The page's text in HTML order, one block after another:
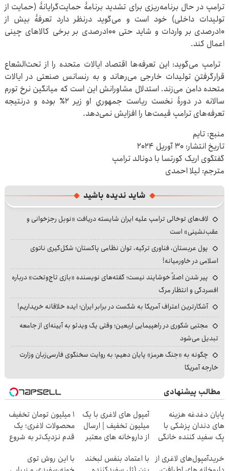
ترامپ در حال برنامه‌ریزی برای تشدید برنامۀ حمایت‌گرایانۀ (حمایت از
تولیدات داخلی) خود است و می‌گوید درنظر دارد تعرفۀ بیش از
۱۰درصدی بر واردات و شاید حتی ۱۰۰درصدی بر برخی کالاهای چینی
اعمال کند.
ترامپ می‌گوید: این تعرفه‌ها اقتصاد ایالات متحده را از تحت‌الشعاع
قرارگرفتنِ تولیدات خارجی می‌رهاند و به رنسانس صنعتی در ایالات
متحده دامن می‌زند. استدلال مشاورانش این است که میانگین نرخ تورم
سالانه در دورۀ نخست ریاست جمهوریِ او زیر ۲٪ بوده و درنتیجه
تعرفه‌های ترامپ قیمت‌ها را افزایش نمی‌دهد.
منبع: تایم
تاریخ انتشار: ۳۰ آوریل ۲۰۲۴
گفتگوی اریک کورتسا با دونالد ترامپ
مترجم: لیلا احمدی
شاید ندیده باشید
لاف‌های توخالی ترامپ علیه ایران شایسته دریافت «نوبل رجزخوانی و
عقب‌نشینی» است
پول عربستان، فناوری ترکیه، توان نظامی پاکستان؛ شکل‌گیری ناتوی
اسلامی در خاورمیانه!
پیر شدن اصلاً خوشایند نیست؛ گفته‌های نویسنده «بازی تاج‌وتخت» درباره
افسردگی و انتظار مرگ
آشکارترین اعتراف آمریکا به شکست در برابر ایران؛ ایده خلاقانه خریداریم!
مجتبی شکوری در راهپیمایی اربعین؛ وقتی یک ویدئو به آیینه‌ای از جامعه
تبدیل می‌شود
چگونه به «جنگ هرمز» پایان دهیم؛ به روایت سخنگوی فارسی‌زبان وزارت
خارجه آمریکا
مطالب پیشنهادی
پایان دغدغه هزینه
های دندان پزشکی با
پک سفید کننده خانگی
آمپول های لاغری با یک
میلیون تخفیف | ارسال
از داروخانه های معتبر
۱ میلیون تومان تخفیف
محصولات لاغری؛ یک
قدم نزدیک‌تر به شروع
خریدآمپول‌های لاغری از با اعتماد بنفس لبخند
با این روش توی